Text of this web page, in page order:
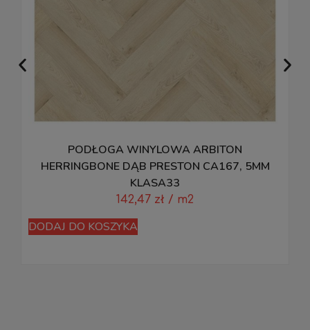
PODŁOGA WINYLOWA ARBITON
HERRINGBONE DĄB PRESTON CA167, 5MM
KLASA33
142,47 zł / m2
DODAJ DO KOSZYKA